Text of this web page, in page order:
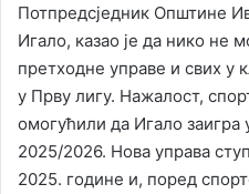
Потпредсједник Општине
Игало, казао је да нико
претходне управе и свих у
у Прву лигу. Нажалост,
омогућили да Игало заигра
2025/2026. Нова управа
2025. године и, поред